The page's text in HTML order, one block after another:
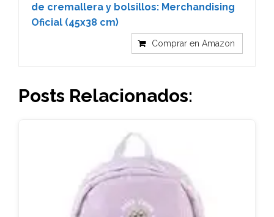
de cremallera y bolsillos: Merchandising
Oficial (45x38 cm)
Comprar en Amazon
Posts Relacionados: